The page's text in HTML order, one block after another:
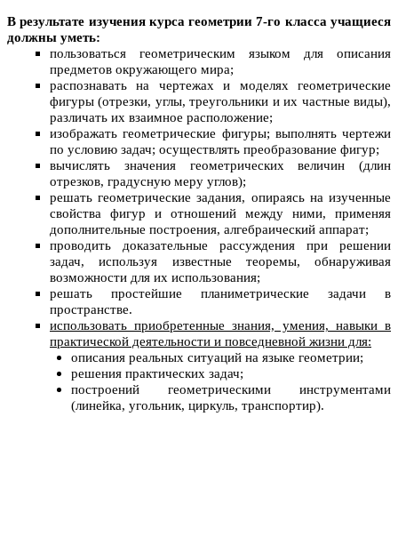
В результате изучения курса геометрии 7-го класса учащиеся
должны уметь:
пользоваться геометрическим языком для описания
предметов окружающего мира;
распознавать на чертежах и моделях геометрические
фигуры (отрезки, углы, треугольники и их частные виды),
различать их взаимное расположение;
изображать геометрические фигуры; выполнять чертежи
по условию задач; осуществлять преобразование фигур;
вычислять значения геометрических величин (длин
отрезков, градусную меру углов);
решать геометрические задания, опираясь на изученные
свойства фигур и отношений между ними, применяя
дополнительные построения, алгебраический аппарат;
проводить доказательные рассуждения при решении
задач, используя известные теоремы, обнаруживая
возможности для их использования;
решать простейшие планиметрические задачи в
пространстве.
использовать приобретенные знания, умения, навыки в
практической деятельности и повседневной жизни для:
описания реальных ситуаций на языке геометрии;
решения практических задач;
построений геометрическими инструментами
(линейка, угольник, циркуль, транспортир).